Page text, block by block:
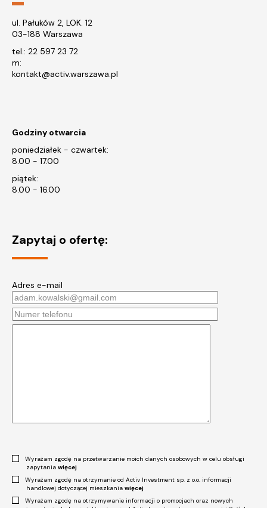
ul. Pałuków 2, LOK. 12
03-188 Warszawa
tel.: 22 597 23 72
m:
kontakt@activ.warszawa.pl
Godziny otwarcia
poniedziałek - czwartek:
8.00 - 17.00
piątek:
8.00 - 16.00
Zapytaj o ofertę:
Adres e-mail
Wyrażam zgodę na przetwarzanie moich danych osobowych w celu obsługi
zapytania więcej
Wyrażam zgodę na otrzymanie od Activ Investment sp. z o.o. informacji
handlowej dotyczącej mieszkania więcej
Wyrażam zgodę na otrzymywanie informacji o promocjach oraz nowych